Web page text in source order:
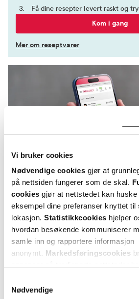
Vi bruker cookies
Nødvendige cookies gjør at
på nettsiden fungerer som de skal.
cookies gjør at nettstedet kan
eksempel dine preferanser knyttet til
lokasjon. Statistikkcookies hjelper
hvordan besøkende kommuniserer
samle inn og rapportere informasjon
anonymt. Markedsføringscookies
Nødvendige
Få dine resepter levert raskt og
Kom i gang
Mer om reseptvarer